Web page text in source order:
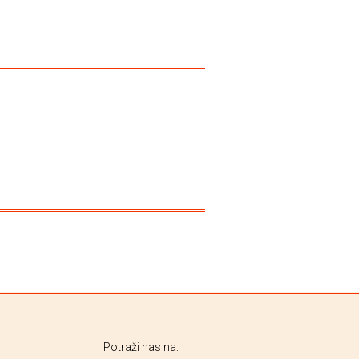
Potraži nas na: